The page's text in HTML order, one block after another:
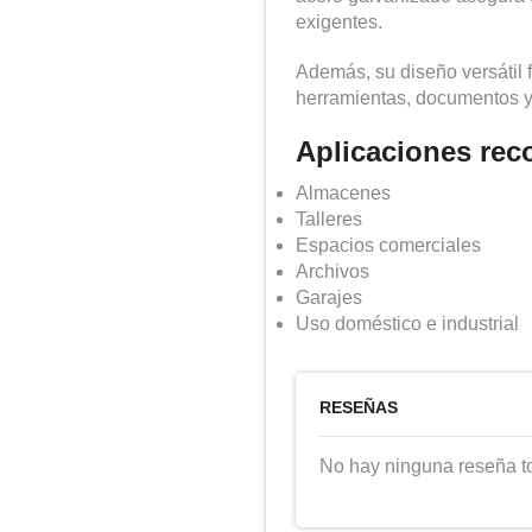
exigentes.
Además, su diseño versátil
herramientas, documentos
Aplicaciones
Almacenes
Talleres
Espacios comerciales
Archivos
Garajes
Uso doméstico e industrial
RESEÑAS
No hay ninguna reseña